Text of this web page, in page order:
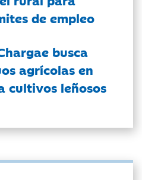
de empleo
busca
agrícolas en
cultivos leñosos